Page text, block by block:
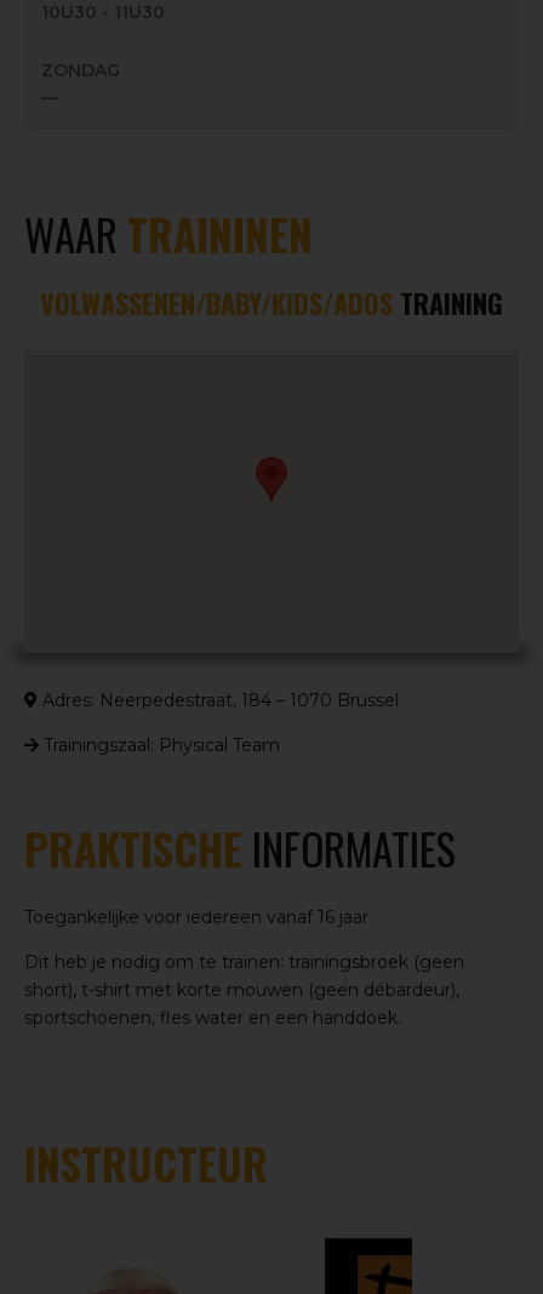
10U30 - 11U30
ZONDAG
—
WAAR TRAININEN
VOLWASSENEN/BABY/KIDS/ADOS TRAINING
Adres: Neerpedestraat, 184 – 1070 Brussel
Trainingszaal: Physical Team
PRAKTISCHE INFORMATIES
Toegankelijke voor iedereen vanaf 16 jaar
Dit heb je nodig om te trainen: trainingsbroek (geen
short), t-shirt met korte mouwen (geen débardeur),
sportschoenen, fles water en een handdoek.
INSTRUCTEUR